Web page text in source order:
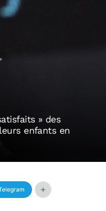
» des
enfants en